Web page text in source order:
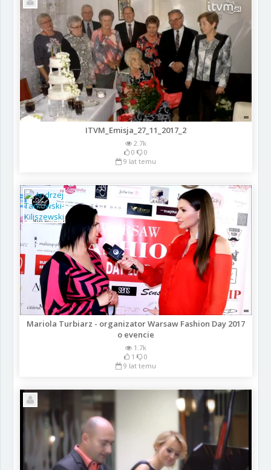
ITVM_Emisja_27_11_2017_2
2.7k
0
0
9 lat temu
Mariola Turbiarz - organizator Warsaw Fashion Day 2017
o evencie
1.7k
1
0
9 lat temu